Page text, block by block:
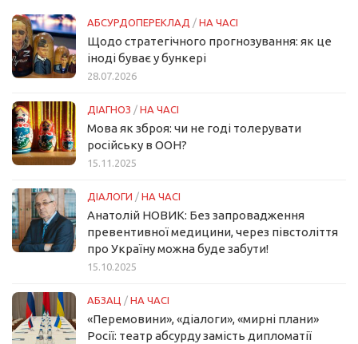
АБСУРДОПЕРЕКЛАД / НА ЧАСІ
Щодо стратегічного прогнозування: як це
іноді буває у бункері
28.07.2026
ДІАГНОЗ / НА ЧАСІ
Мова як зброя: чи не годі толерувати
російську в ООН?
15.11.2025
ДІАЛОГИ / НА ЧАСІ
Анатолій НОВИК: Без запровадження
превентивної медицини, через півстоліття
про Україну можна буде забути!
15.10.2025
АБЗАЦ / НА ЧАСІ
«Перемовини», «діалоги», «мирні плани»
Росії: театр абсурду замість дипломатії